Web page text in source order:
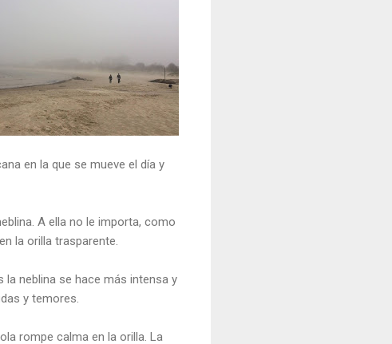
en la que se mueve el día y
A ella no le importa, como
la orilla trasparente.
neblina se hace más intensa y
y temores.
rompe calma en la orilla. La